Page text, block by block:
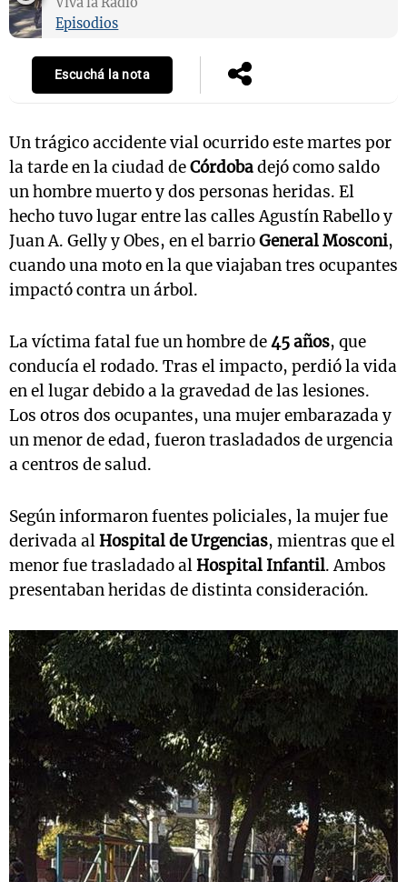
Episodios
Escuchá la nota
Un trágico accidente vial ocurrido este martes por
la tarde en la ciudad deCórdobadejó como saldo
un hombre muerto y dos personas heridas. El
hecho tuvo lugar entre las calles Agustín Rabello y
Juan A. Gelly y Obes, en el barrioGeneral Mosconi,
cuando una moto en la que viajaban tres ocupantes
impactó contra un árbol.
La víctima fatal fue un hombre de45 años, que
conducía el rodado. Tras el impacto, perdió la vida
en el lugar debido a la gravedad de las lesiones.
Los otros dos ocupantes, una mujer embarazada y
un menor de edad, fueron trasladados de urgencia
a centros de salud.
Según informaron fuentes policiales, la mujer fue
derivada alHospital de Urgencias, mientras que el
menor fue trasladado alHospital Infantil. Ambos
presentaban heridas de distinta consideración.